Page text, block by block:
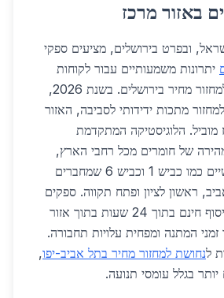
באזור מרכז
ובפרט בירושלים, מציעים ספקי
יתרונות משמעותיים עבור לקוחות
המחפשים נחושת למחזור מחיר בירושלים. בשנת 2026,
מתכות ידידותי לסביבה, האזור
מוביל. הלוגיסטיקה המתקדמת
של חומרים מכל רחבי הארץ,
בזכות כבישים ראשיים כמו כביש 1 וכביש 6 שמחברים
ראשון לציון ופתח תקווה. ספקים
מקומיים מציעים איסוף חינם בתוך 24 שעות בתוך אזור
המתנה ומפחית עלויות תחבורה.
לנחושת למחזור מחיר בתל אביב-יפו,
בגלל עומסי תנועה.